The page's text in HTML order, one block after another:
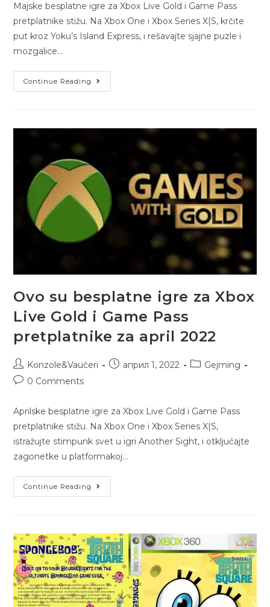
Majske besplatne igre za Xbox Live Gold i Game Pass
pretplatnike stižu. Na Xbox One i Xbox Series X|S, krčite
put kroz Yoku’s Island Express, i rešavajte sjajne puzle i
mozgalice…
Continue Reading
Ovo su besplatne igre za Xbox
Live Gold i Game Pass
pretplatnike za april 2022
Konzole&Vaučeri април 1, 2022
Gejming
0 Comments
Aprilske besplatne igre za Xbox Live Gold i Game Pass
pretplatnike stižu. Na Xbox One i Xbox Series X|S,
istražujte stimpunk svet u igri Another Sight, i otključajte
zagonetke u platformakoj…
Continue Reading